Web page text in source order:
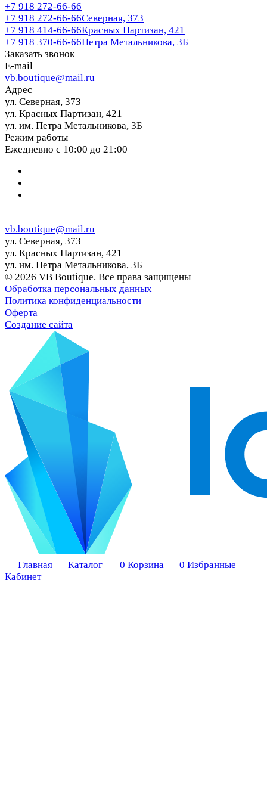
+7 918 272-66-66
+7 918 272-66-66Северная, 373
+7 918 414-66-66Красных Партизан, 421
+7 918 370-66-66Петра Метальникова, 3Б
Заказать звонок
E-mail
vb.boutique@mail.ru
Адрес
ул. Северная, 373
ул. Красных Партизан, 421
ул. им. Петра Метальникова, 3Б
Режим работы
Ежедневно с 10:00 до 21:00
vb.boutique@mail.ru
ул. Северная, 373
ул. Красных Партизан, 421
ул. им. Петра Метальникова, 3Б
© 2026 VB Boutique. Все права защищены
Обработка персональных данных
Политика конфиденциальности
Оферта
Создание сайта
Главная Каталог 0 Корзина 0 Избранные
Кабинет